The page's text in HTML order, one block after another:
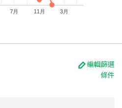
7月 11月 3月
編輯篩選
條件